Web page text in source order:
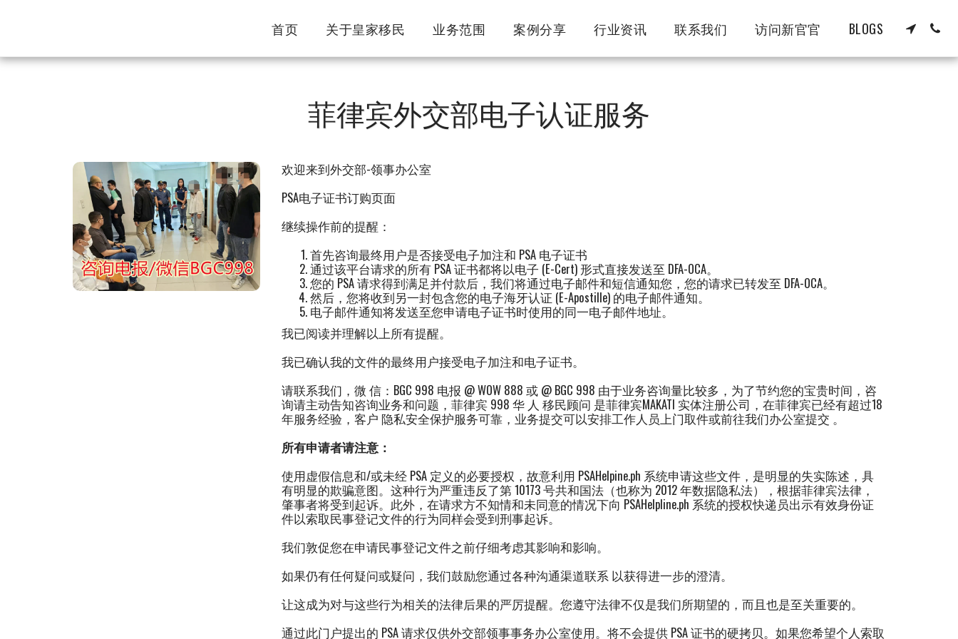
首页 关于皇家移民 业务范围 案例分享 行业资讯 联系我们 访问新官官 BLOGS
菲律宾外交部电子认证服务
欢迎来到外交部-领事办公室
PSA电子证书订购页面
继续操作前的提醒：
首先咨询最终用户是否接受电子加注和 PSA 电子证书
通过该平台请求的所有 PSA 证书都将以电子 (E-Cert) 形式直接发送至 DFA-OCA。
您的 PSA 请求得到满足并付款后，我们将通过电子邮件和短信通知您，您的请求已转发至 DFA-OCA。
然后，您将收到另一封包含您的电子海牙认证 (E-Apostille) 的电子邮件通知。
电子邮件通知将发送至您申请电子证书时使用的同一电子邮件地址。
我已阅读并理解以上所有提醒。
我已确认我的文件的最终用户接受电子加注和电子证书。
请联系我们，微 信：BGC 998 电报 @ WOW 888 或 @ BGC 998 由于业务咨询量比较多，为了节约您的宝贵时间，咨
询请主动告知咨询业务和问题，菲律宾 998 华 人 移民顾问 是菲律宾MAKATI 实体注册公司，在菲律宾已经有超过18
年服务经验，客户 隐私安全保护服务可靠，业务提交可以安排工作人员上门取件或前往我们办公室提交 。
所有申请者请注意：
使用虚假信息和/或未经 PSA 定义的必要授权，故意利用 PSAHelpine.ph 系统申请这些文件，是明显的失实陈述，具
有明显的欺骗意图。这种行为严重违反了第 10173 号共和国法（也称为 2012 年数据隐私法），根据菲律宾法律，
肇事者将受到起诉。此外，在请求方不知情和未同意的情况下向 PSAHelpline.ph 系统的授权快递员出示有效身份证
件以索取民事登记文件的行为同样会受到刑事起诉。
我们敦促您在申请民事登记文件之前仔细考虑其影响和影响。
如果仍有任何疑问或疑问，我们鼓励您通过各种沟通渠道联系 以获得进一步的澄清。
让这成为对与这些行为相关的法律后果的严厉提醒。您遵守法律不仅是我们所期望的，而且也是至关重要的。
通过此门户提出的 PSA 请求仅供外交部领事事务办公室使用。将不会提供 PSA 证书的硬拷贝。如果您希望个人索取